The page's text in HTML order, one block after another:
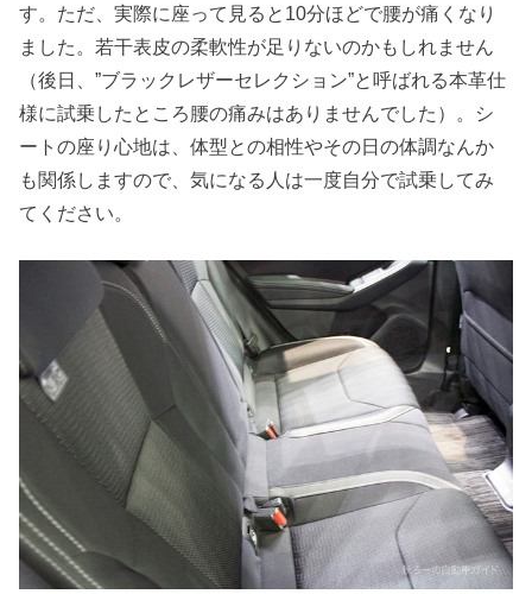
す。ただ、実際に座って見ると10分ほどで腰が痛くなり
ました。若干表皮の柔軟性が足りないのかもしれません
（後日、”ブラックレザーセレクション”と呼ばれる本革仕
様に試乗したところ腰の痛みはありませんでした）。シ
ートの座り心地は、体型との相性やその日の体調なんか
も関係しますので、気になる人は一度自分で試乗してみ
てください。